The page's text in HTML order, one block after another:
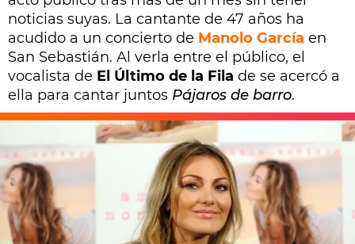
noticias suyas. La cantante de 47 años ha
acudido a un concierto de Manolo García en
San Sebastián. Al verla entre el público, el
vocalista de El Último de la Fila de se acercó a
ella para cantar juntos Pájaros de barro.